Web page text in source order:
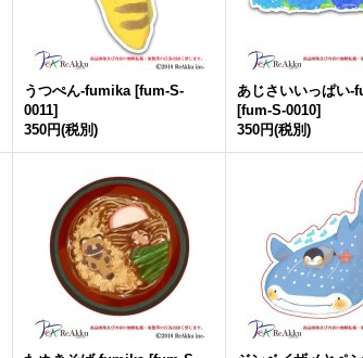
うつぺん-fumika [fum-S-
0011]
350円(税別)
あじさいいっぱい-
[fum-S-0010]
350円(税別)